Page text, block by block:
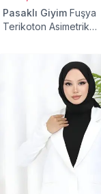
Pasaklı Giyim Fuşya
Terikoton Asimetrik